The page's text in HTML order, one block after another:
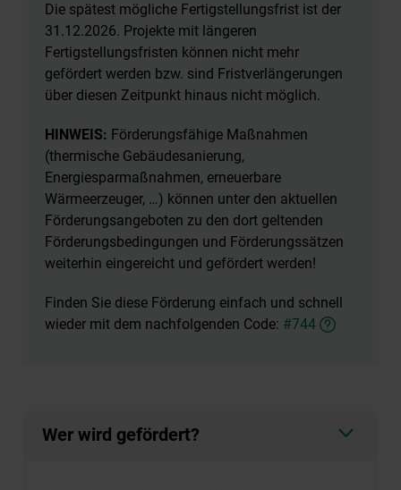
Die spätest mögliche Fertigstellungsfrist ist der
31.12.2026. Projekte mit längeren
Fertigstellungsfristen können nicht mehr
gefördert werden bzw. sind Fristverlängerungen
über diesen Zeitpunkt hinaus nicht möglich.
HINWEIS: Förderungsfähige Maßnahmen
(thermische Gebäudesanierung,
Energiesparmaßnahmen, erneuerbare
Wärmeerzeuger, …) können unter den aktuellen
Förderungsangeboten zu den dort geltenden
Förderungsbedingungen und Förderungssätzen
weiterhin eingereicht und gefördert werden!
Finden Sie diese Förderung einfach und schnell
wieder mit dem nachfolgenden Code: #744
Wer wird gefördert?